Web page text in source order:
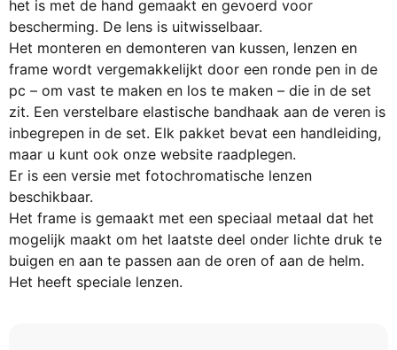
het is met de hand gemaakt en gevoerd voor
bescherming. De lens is uitwisselbaar.
Het monteren en demonteren van kussen, lenzen en
frame wordt vergemakkelijkt door een ronde pen in de
pc – om vast te maken en los te maken – die in de set
zit. Een verstelbare elastische bandhaak aan de veren is
inbegrepen in de set. Elk pakket bevat een handleiding,
maar u kunt ook onze website raadplegen.
Er is een versie met fotochromatische lenzen
beschikbaar.
Het frame is gemaakt met een speciaal metaal dat het
mogelijk maakt om het laatste deel onder lichte druk te
buigen en aan te passen aan de oren of aan de helm.
Het heeft speciale lenzen.